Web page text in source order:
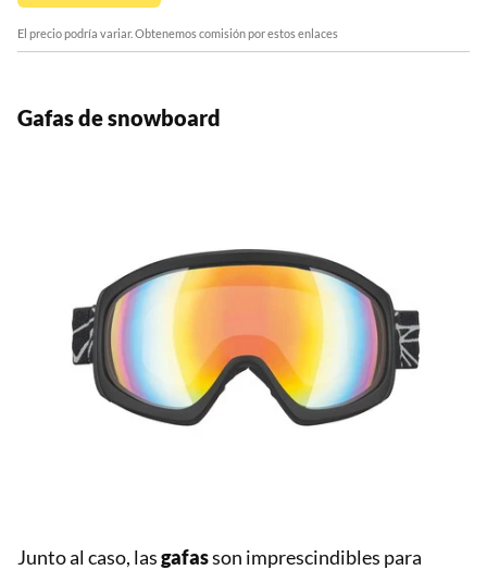
El precio podría variar. Obtenemos comisión por estos enlaces
Gafas de snowboard
Junto al caso, lasgafasson imprescindibles para